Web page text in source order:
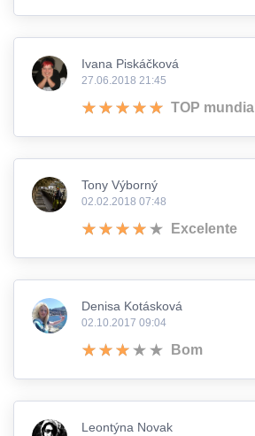
Ivana Piskáčková
27.06.2018 21:45
TOP mundial
Tony Výborný
02.02.2018 07:48
Excelente
Denisa Kotásková
02.10.2017 09:04
Bom
Leontýna Novak